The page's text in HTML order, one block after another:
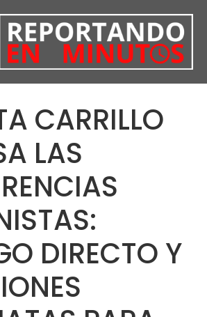
CARRILLO
LAS
DIRECTO Y